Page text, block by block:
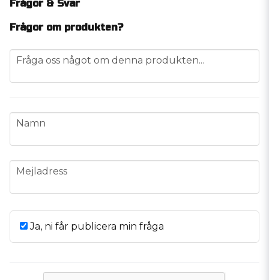
Frågor & Svar
Frågor om produkten?
question
Fråga oss något om denna produkten...
name
Namn
email
Mejladress
Ja, ni får publicera min fråga